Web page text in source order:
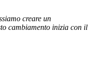
creare un
cambiamento inizia con il